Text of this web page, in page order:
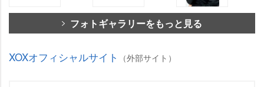
フォトギャラリーをもっと見る
XOXオフィシャルサイト （外部サイト）